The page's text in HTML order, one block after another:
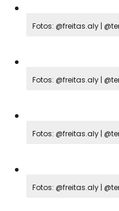
Fotos: @freitas.aly |
Fotos: @freitas.aly |
Fotos: @freitas.aly |
Fotos: @freitas.aly |